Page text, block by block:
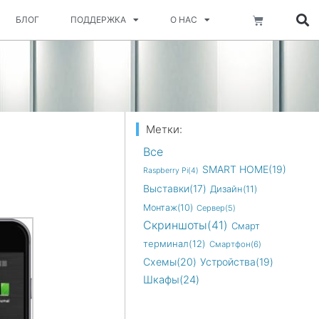
БЛОГ ПОДДЕРЖКА О НАС Корзина
Метки:
Все
Raspberry Pi(4) SMART HOME(19)
Выставки(17) Дизайн(11)
Монтаж(10) Сервер(5)
Скриншоты(41) Смарт
терминал(12) Смартфон(6)
Схемы(20) Устройства(19)
Шкафы(24)